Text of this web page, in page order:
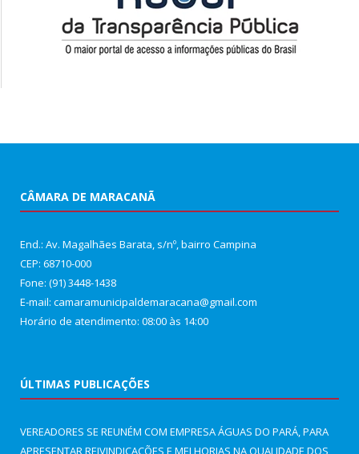
CÂMARA DE MARACANÃ
End.: Av. Magalhães Barata, s/nº, bairro Campina
CEP: 68710-000
Fone: (91) 3448-1438
E-mail: camaramunicipaldemaracana@gmail.com
Horário de atendimento: 08:00 às 14:00
ÚLTIMAS PUBLICAÇÕES
VEREADORES SE REUNÉM COM EMPRESA ÁGUAS DO PARÁ, PARA
APRESENTAR REIVINDICAÇÕES E MELHORIAS NA QUALIDADE DOS